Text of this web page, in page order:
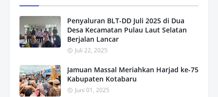
Penyaluran BLT-DD Juli 2025 di Dua
Desa Kecamatan Pulau Laut Selatan
Berjalan Lancar
Juli 22, 2025
Jamuan Massal Meriahkan Harjad ke-75
Kabupaten Kotabaru
Juni 01, 2025